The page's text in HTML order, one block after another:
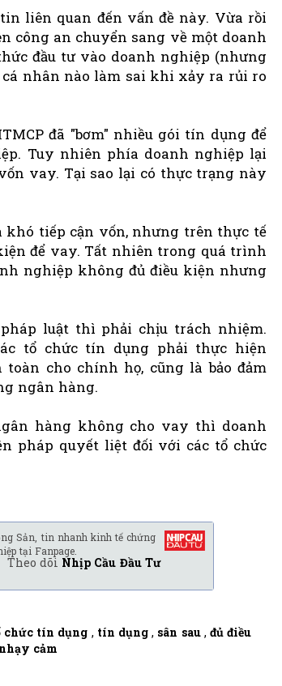
liên quan đến vấn đề này. Vừa rồi
công an chuyển sang về một doanh
đầu tư vào doanh nghiệp (nhưng
nhân nào làm sai khi xảy ra rủi ro
đã "bơm" nhiều gói tín dụng để
Tuy nhiên phía doanh nghiệp lại
vay. Tại sao lại có thực trạng này
khó tiếp cận vốn, nhưng trên thực tế
để vay. Tất nhiên trong quá trình
nghiệp không đủ điều kiện nhưng
luật thì phải chịu trách nhiệm.
tổ chức tín dụng phải thực hiện
toàn cho chính họ, cũng là bảo đảm
ngân hàng.
hàng không cho vay thì doanh
pháp quyết liệt đối với các tổ chức
Sản, tin nhanh kinh tế chứng
tại Fanpage.
Theo dõi Nhịp Cầu Đầu Tư
chức tín dụng , tín dụng , sân sau,đủ điều
nhạy cảm